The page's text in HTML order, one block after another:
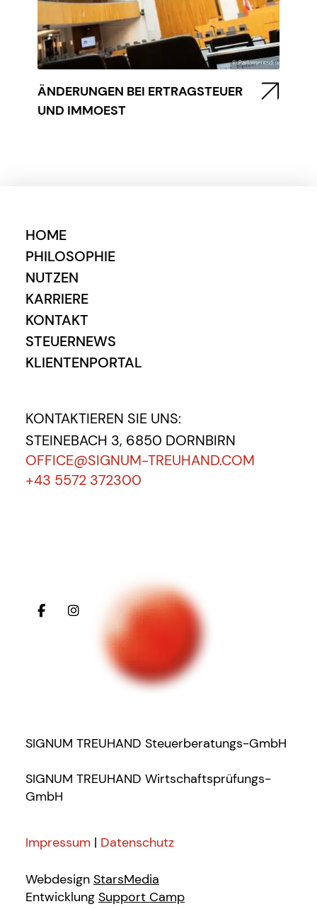
ÄNDERUNGEN BEI ERTRAGSTEUER
UND IMMOEST
HOME
PHILOSOPHIE
NUTZEN
KARRIERE
KONTAKT
STEUERNEWS
KLIENTENPORTAL
KONTAKTIEREN SIE UNS:
STEINEBACH 3, 6850 DORNBIRN
OFFICE@SIGNUM-TREUHAND.COM
+43 5572 372300
SIGNUM TREUHAND Steuerberatungs-GmbH
SIGNUM TREUHAND Wirtschaftsprüfungs-
GmbH
Impressum | Datenschutz
Webdesign StarsMedia
Entwicklung Support Camp